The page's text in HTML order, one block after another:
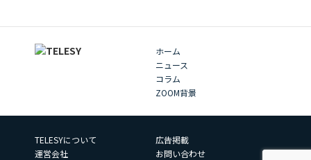
ホーム
ニュース
コラム
ZOOM背景
TELESYについて
広告掲載
運営会社
お問い合わせ